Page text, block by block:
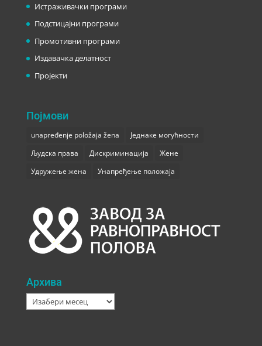
Истраживачки програми
Подстицајни програми
Промотивни програми
Издавачка делатност
Пројекти
Појмови
unapređenje položaja žena
Једнаке могућности
Људска права
Дискриминација
Жене
Удружење жена
Унапређење положаја
Архива
Архива